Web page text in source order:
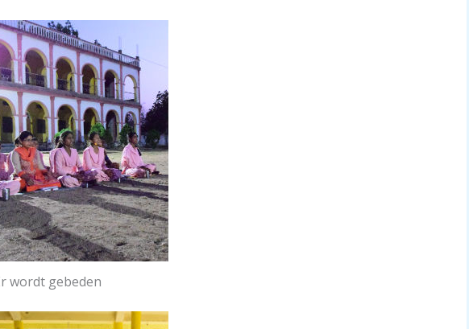
wordt gebeden